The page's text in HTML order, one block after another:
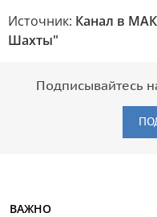
Источник: Канал в
Шахты"
Подписывайтесь
ВАЖНО